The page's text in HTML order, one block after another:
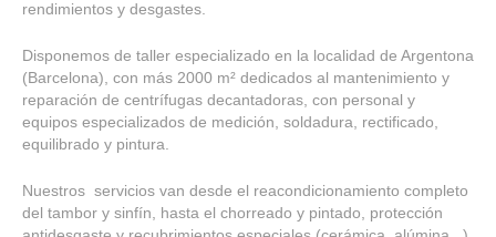
rendimientos y desgastes.
Disponemos de taller especializado en la localidad de Argentona
(Barcelona), con más 2000 m² dedicados al mantenimiento y
reparación de centrífugas decantadoras, con personal y
equipos especializados de medición, soldadura, rectificado,
equilibrado y pintura.
Nuestros servicios van desde el reacondicionamiento completo
del tambor y sinfín, hasta el chorreado y pintado, protección